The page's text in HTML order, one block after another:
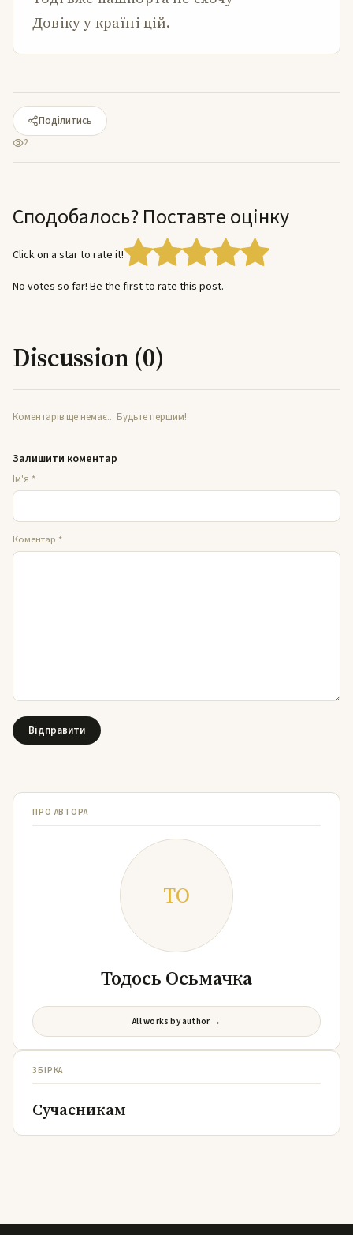
Довіку у країні цій.
Поділитись
2
Сподобалось? Поставте оцінку
Click on a star to rate it!
No votes so far! Be the first to rate this post.
Discussion (0)
Коментарів ще немає... Будьте першим!
Залишити коментар
Ім'я *
Коментар *
ПРО АВТОРА
ТО
Тодось Осьмачка
All works by author →
ЗБІРКА
Сучасникам